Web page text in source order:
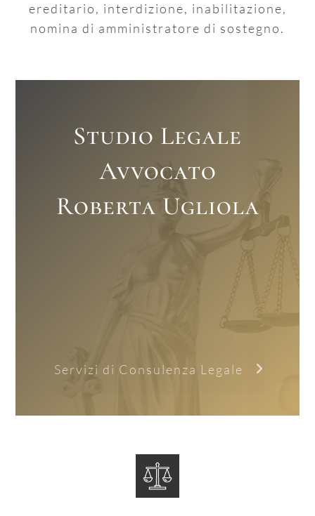
ereditario, interdizione, inabilitazione,
nomina di amministratore di sostegno.
Studio Legale
Avvocato
Roberta Ugliola
Servizi di Consulenza Legale